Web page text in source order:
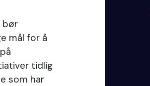
bør
mål for å
tidlig
som har